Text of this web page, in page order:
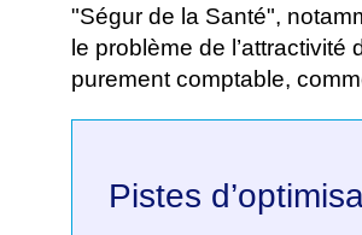
"Ségur de la Santé",
le problème de
purement comptable,
Pistes